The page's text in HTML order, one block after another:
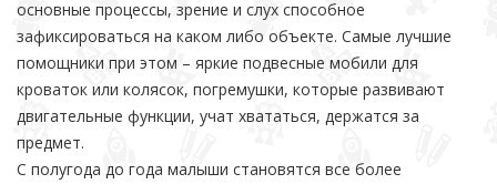
основные процессы, зрение и слух способное
зафиксироваться на каком либо объекте. Самые лучшие
помощники при этом – яркие подвесные мобили для
кроваток или колясок, погремушки, которые развивают
двигательные функции, учат хвататься, держатся за
предмет.
С полугода до года малыши становятся все более